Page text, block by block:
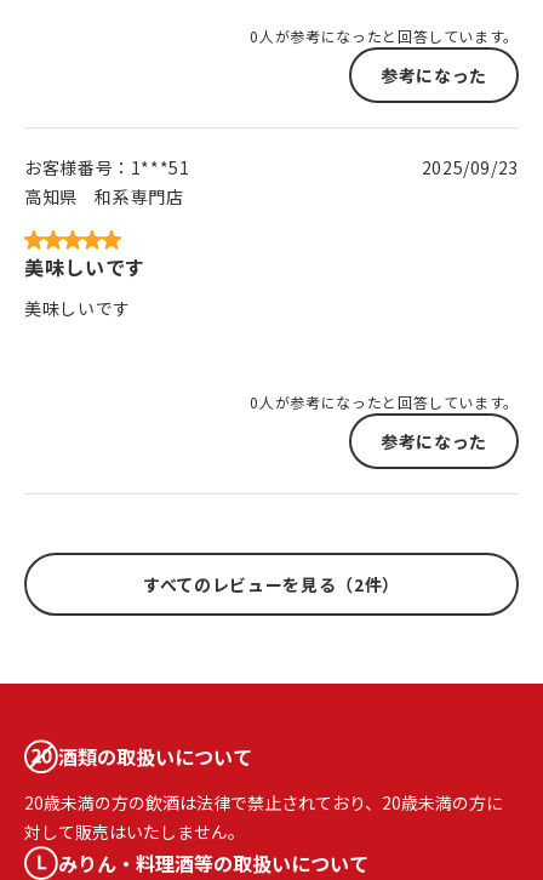
0人が参考になったと回答しています。
参考になった
お客様番号： 1***51
高知県
和系専門店
2025/09/23
美味しいです
美味しいです
0人が参考になったと回答しています。
参考になった
すべてのレビューを見る（2件）
酒類の取扱いについて
20歳未満の方の飲酒は法律で禁止されており、20歳未満の方に
対して販売はいたしません。
みりん・料理酒等の取扱いについて